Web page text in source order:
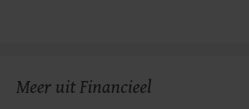
Meer uit Financieel